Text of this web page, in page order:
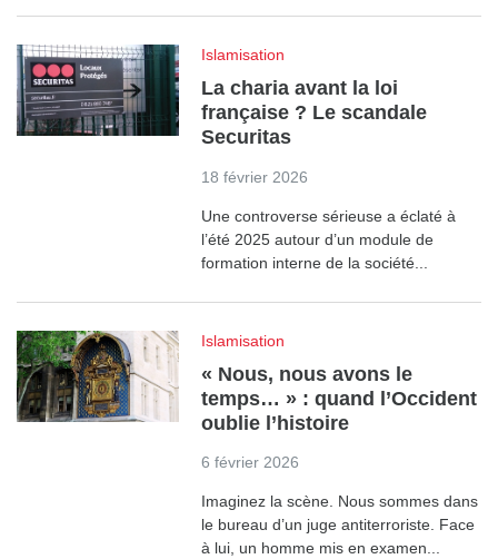
Islamisation
La charia avant la loi
française ? Le scandale
Securitas
18 février 2026
Une controverse sérieuse a éclaté à
l’été 2025 autour d’un module de
formation interne de la société...
Islamisation
« Nous, nous avons le
temps… » : quand l’Occident
oublie l’histoire
6 février 2026
Imaginez la scène. Nous sommes dans
le bureau d’un juge antiterroriste. Face
à lui, un homme mis en examen...